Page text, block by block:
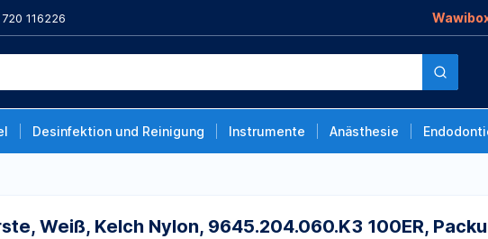
116226
Desinfektion und Reinigung Instrumente Anästhesie
Nylon, 9645.204.060.K3 100ER,
Weiß, Kelch Nylon, 9645.204.060.K3 100ER,